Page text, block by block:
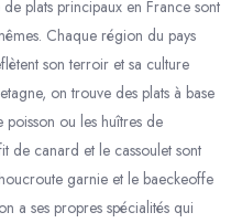
plats principaux en France sont
Chaque région du pays
son terroir et sa culture
on trouve des plats à base
ou les huîtres de
de canard et le cassoulet sont
garnie et le baeckeoffe
a ses propres spécialités qui